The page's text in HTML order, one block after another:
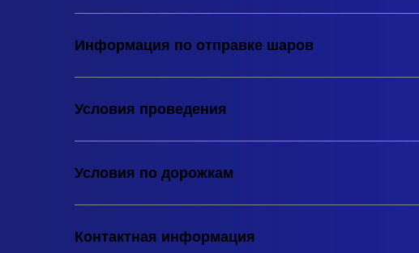
Информация по отправке шаров
Условия проведения
Условия по дорожкам
Контактная информация